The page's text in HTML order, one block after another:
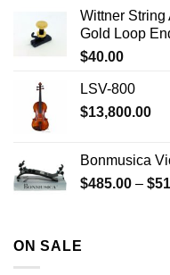
Wittner String
Gold Loop
$40.00
LSV-800
$13,800.00
Bonmusica
$485.00 – $
ON SALE